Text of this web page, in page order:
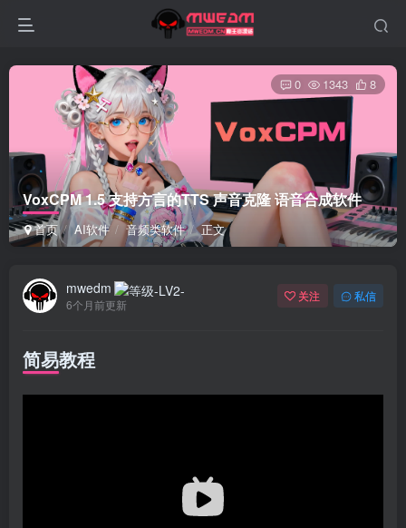
VoxCPM 1.5 支持方言的TTS 声音克隆 语音合成软件
首页 AI软件 音频类软件 正文
0 1343 8
mwedm
6个月前更新
关注 私信
简易教程